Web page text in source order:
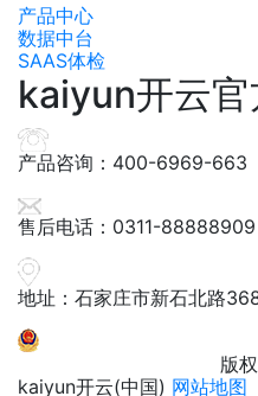
产品中心
数据中台
SAAS体检
kaiyun开云官
产品咨询：400-6969-663
售后电话：0311-88888909
地址：石家庄市新石北路
版权
kaiyun开云(中国) 网站地图